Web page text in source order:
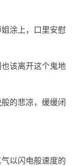
涂上，口里安慰
该离开这个鬼地
的悲凉，缓缓闭
以闪电般速度的